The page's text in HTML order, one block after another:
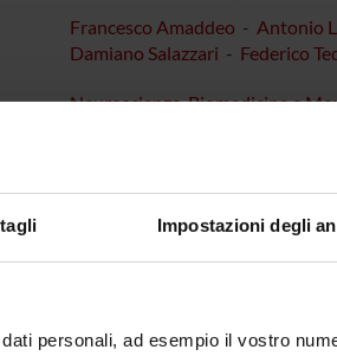
Impostazioni degli
personali, ad esempio il vostro
Francesco Amaddeo - Antonio
Damiano Salazzari - Federico
Neuroscienze, Biomedicina e
Durante questo evento,
Comune di Verona;